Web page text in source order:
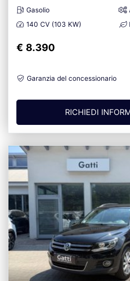
Gasolio
140 CV (103 KW)
€ 8.390
Garanzia del concessionario
RICHIEDI